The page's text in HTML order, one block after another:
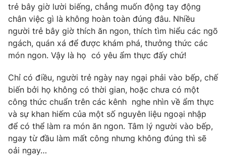
VTV9 VTV8
Liên hệ tòa soạn English
THỜI BÁO VTV
Theo dõi báo trên
Cơ quan chủ quản:
trẻ bây giờ lười biếng, chẳng muốn động tay động
chân việc gì là không hoàn toàn đúng đâu. Nhiều
người trẻ bây giờ thích ăn ngon, thích tìm hiểu các ngõ
ngách, quán xá để được khám phá, thưởng thức các
món ngon. Vậy là họ có yêu ẩm thực đấy chứ!
Chỉ có điều, người trẻ ngày nay ngại phải vào bếp, chế
biến bởi họ không có thời gian, hoặc chưa có một
công thức chuẩn trên các kênh nghe nhìn về ẩm thực
và sự khan hiếm của một số nguyên liệu ngoại nhập
để có thể làm ra món ăn ngon. Tâm lý người vào bếp,
ngay từ đầu làm mất công nhưng không đúng thì sẽ
oải ngay…